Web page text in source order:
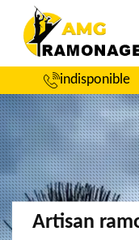
indisponible
Artisan